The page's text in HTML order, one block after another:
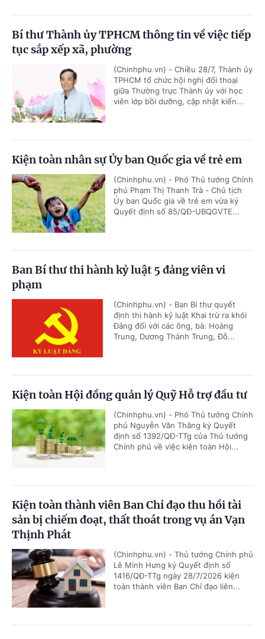
Bí thư Thành ủy TPHCM thông tin về việc tiếp
tục sắp xếp xã, phường
(Chinhphu.vn) - Chiều 28/7, Thành ủy
TPHCM tổ chức hội nghị đối thoại
giữa Thường trực Thành ủy với học
viên lớp bồi dưỡng, cập nhật kiến...
Kiện toàn nhân sự Ủy ban Quốc gia về trẻ em
(Chinhphu.vn) - Phó Thủ tướng Chính
phủ Phạm Thị Thanh Trà - Chủ tịch
Ủy ban Quốc gia về trẻ em vừa ký
Quyết định số 85/QĐ-UBQGVTE...
Ban Bí thư thi hành kỷ luật 5 đảng viên vi
phạm
(Chinhphu.vn) - Ban Bí thư quyết
định thi hành kỷ luật Khai trừ ra khỏi
Đảng đối với các ông, bà: Hoàng
Trung, Dương Thành Trung, Đỗ...
Kiện toàn Hội đồng quản lý Quỹ Hỗ trợ đầu tư
(Chinhphu.vn) - Phó Thủ tướng Chính
phủ Nguyễn Văn Thắng ký Quyết
định số 1392/QĐ-TTg của Thủ tướng
Chính phủ về việc kiện toàn Hội...
Kiện toàn thành viên Ban Chỉ đạo thu hồi tài
sản bị chiếm đoạt, thất thoát trong vụ án Vạn
Thịnh Phát
(Chinhphu.vn) - Thủ tướng Chính phủ
Lê Minh Hưng ký Quyết định số
1416/QĐ-TTg ngày 28/7/2026 kiện
toàn thành viên Ban Chỉ đạo liên...